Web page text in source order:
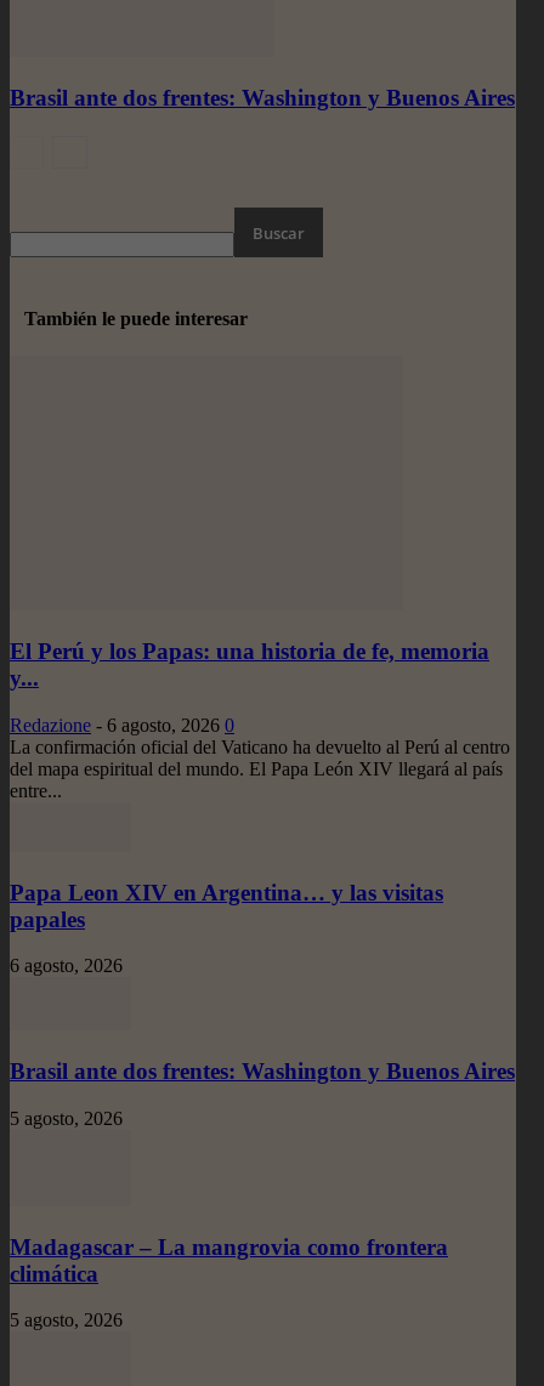
Brasil ante dos frentes: Washington y Buenos Aires
También le puede interesar
El Perú y los Papas: una historia de fe, memoria
y...
Redazione - 6 agosto, 2026 0
La confirmación oficial del Vaticano ha devuelto al Perú al centro
del mapa espiritual del mundo. El Papa León XIV llegará al país
entre...
Papa Leon XIV en Argentina… y las visitas
papales
6 agosto, 2026
Brasil ante dos frentes: Washington y Buenos Aires
5 agosto, 2026
Madagascar – La mangrovia como frontera
climática
5 agosto, 2026